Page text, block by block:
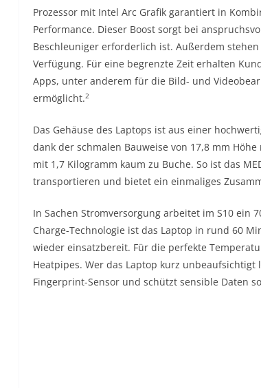
Prozessor mit Intel Arc Grafik garantiert in
Performance. Dieser Boost sorgt bei
Beschleuniger erforderlich ist. Außerdem
Verfügung. Für eine begrenzte Zeit erhalten
Apps, unter anderem für die Bild- und
ermöglicht.2
Das Gehäuse des Laptops ist aus einer
dank der schmalen Bauweise von 17,8 mm
mit 1,7 Kilogramm kaum zu Buche. So ist das
transportieren und bietet ein einmaliges
In Sachen Stromversorgung arbeitet im S10 ein
Charge-Technologie ist das Laptop in rund 60
wieder einsatzbereit. Für die perfekte
Heatpipes. Wer das Laptop kurz
Fingerprint-Sensor und schützt sensible Daten